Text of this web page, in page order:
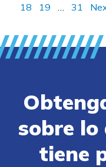
18
19 31
sobre lo
tiene